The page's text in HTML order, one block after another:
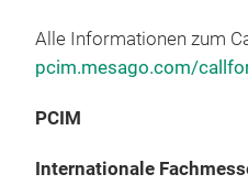
Alle Informationen zum
pcim.mesago.com/
PCIM
Internationale